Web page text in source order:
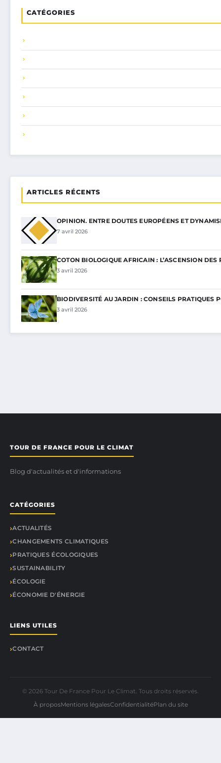
CATÉGORIES
ARTICLES RÉCENTS
OPINION. ENTRE DOUTES EUROPÉENS ET
7 avril 2026
COTON BIOLOGIQUE AFRICAIN : L’ASCENSION DES
3 avril 2026
BIODIVERSITÉ AU JARDIN : CONSEILS PRATIQUES
3 avril 2026
TOUR DE FRANCE POUR LE CLIMAT
Blog d'actualités et d'informations
CATÉGORIES
ACTUALITÉS
CHANGEMENTS CLIMATIQUES
PRATIQUES ÉCOLOGIQUES
SUSTAINABILITY
ÉCOLOGIE
ÉCONOMIE D'ÉNERGIE
LIENS UTILES
CONTACT
© 2026 Tour De France Pour Le Climat. Tous droits réservés.
À proposMentions légalesConfidentialitéPlan du site